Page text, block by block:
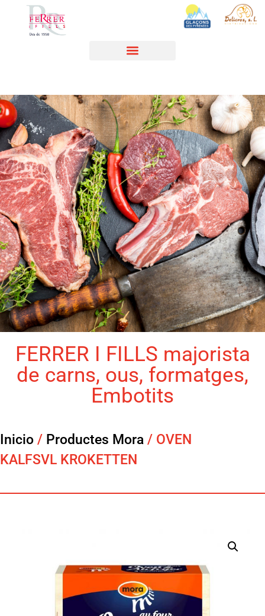
FERRER I FILLS majorista
de carns, ous, formatges,
Embotits
Inicio / Productes Mora / OVEN
KALFSVL KROKETTEN